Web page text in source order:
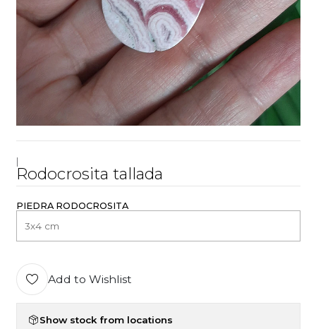
Rodocrosita tallada
PIEDRA RODOCROSITA
Add to Wishlist
Show stock from locations